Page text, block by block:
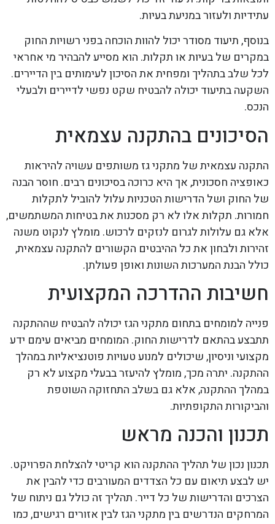
עתידיות ולעזור במניעת בעיות.
בנוסף, תיעוד מסודר יכול להוות הוכחה בפני רשויות החוק
במקרים של בעיות או תקלות. הוא מסייע להבהיר מי אחראי
לכל שלב בתהליך ומפחית את הסיכון לעימותים בין הדיירים.
השקעה בתיעוד יכולה להבטיח שקט נפשי לדיירים ולבעלי
הנכס.
הסיכונים בהתקנה עצמאית
התקנה עצמאית של מתקני גז משותפים עשויה להיראות
כאופציה חסכונית, אך היא כרוכה בסיכונים רבים. חוסר הבנה
של החוק ושל הדרישות הטכניות עלול להוביל לתקלות
חמורות. תקלות אלו לא רק מסכנות את בטיחות המשתמשים,
אלא גם עלולות לגרום לנזקים לרכוש. מומלץ לנקוט משנה
זהירות ולבחון את כל ההיבטים הקשורים להתקנה עצמאית,
כולל הבנת המערכות השונות ואופן פעולתן.
חשיבות ההדרכה המקצועית
פנייה למומחים בתחום מתקני הגז יכולה להבטיח שההתקנה
תתבצע בהתאם לדרישות החוק. המומחים מביאים עימם ידע
מקצועי וניסיון, שיכולים למנוע טעויות פוטנציאליות במהלך
ההתקנה. יתרה מכך, מומלץ להיעזר בבעלי מקצוע לא רק
במהלך ההתקנה, אלא גם בשלב התחזוקה השוטפת
והביקורות התקופתיות.
תכנון והכנה מראש
תכנון נכון של תהליך ההתקנה הוא קריטי להצלחת הפרויקט.
יש לבצע תיאום עם כל הצדדים המעורבים כדי להבין את
הצרכים והדרישות של כל דייר. תהליך זה כולל גם ניתוח של
המרחקים הנדרשים בין מתקני הגז לבין אזורים רגישים, כמו